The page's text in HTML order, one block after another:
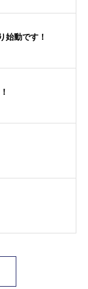
始動です！